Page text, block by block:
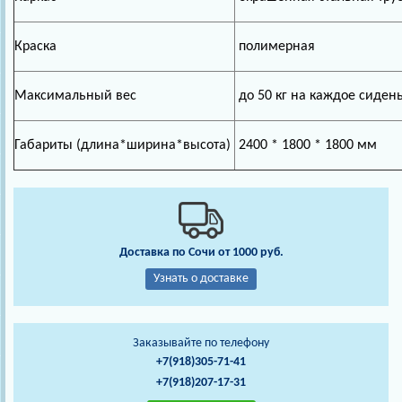
Краска полимерная
Максимальный вес до 50 кг на каждое
Габариты (длина*ширина*высота) 2400 * 1800 * 1800 мм
Доставка по Сочи от 1000 руб.
Узнать о доставке
Заказывайте по телефону
+7(918)305-71-41
+7(918)207-17-31